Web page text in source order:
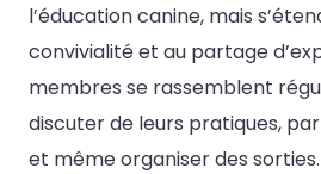
l’éducation canine, mais
convivialité et au partage
membres se rassemblent
discuter de leurs pratiques,
et même organiser des sorties.